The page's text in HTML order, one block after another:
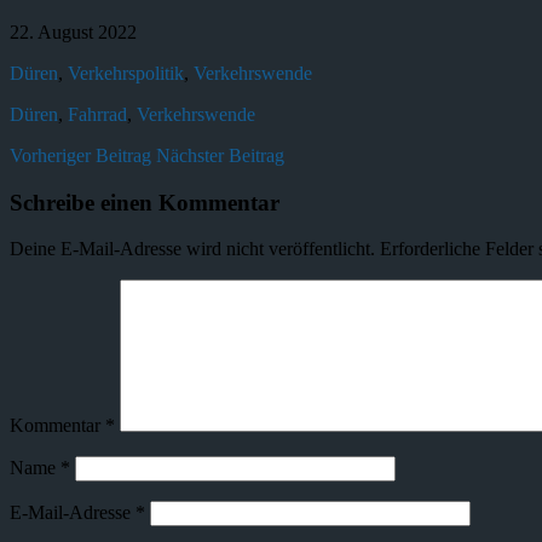
22. August 2022
Düren, Verkehrspolitik, Verkehrswende
Düren, Fahrrad, Verkehrswende
Vorheriger Beitrag Nächster Beitrag
Schreibe einen Kommentar
Deine E-Mail-Adresse wird nicht veröffentlicht. Erforderliche Felder
Kommentar *
Name *
E-Mail-Adresse *